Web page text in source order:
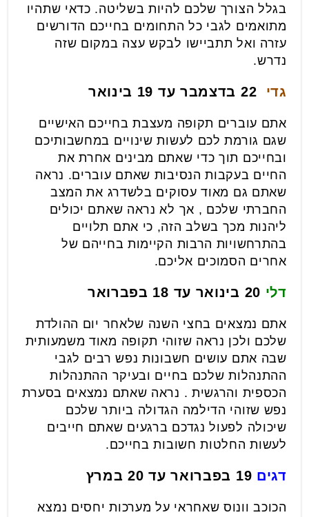
בגלל הצורך שלכם להיות בשליטה. כדאי שתהיו
מתואמים לגבי כל התחומים בחייכם הדורשים
עזרה ואל תתביישו לבקש עצה במקום שזה
נדרש.
גדי
אתם עוברים תקופה מעצבת בחייכם האישיים
שגם גורמת לכם לעשות שינויים במחשבותיכם
ובחייכם תוך כדי שאתם מבינים אחרת את
החיים בעקבות הנסיבות שאתם עוברים. נראה
שאתם גם מאוד עסוקים בלשדרג את המצב
החברתי שלכם , אך לא נראה שאתם יכולים
ליהנות מכך בשלב הזה, כי אתם תלויים
בהתרחשויות הרבות הקיימות בחייהם של
אחרים הסמוכים אליכם.
דלי
אתם נמצאים בחצי השנה שלאחר יום ההולדת
שלכם ולכן נראה שזוהי תקופה מאוד משמעותית
שבה אתם עושים חשבונות נפש רבים לגבי
ההתנהלות שלכם בחיים ובעיקר ההתנהלות
הכספית והרגשית . נראה שאתם נמצאים בסערת
נפש שזוהי הדילמה הגדולה ביותר שלכם
שיכולה לפעול נגדכם ברגעים שאתם חייבים
לעשות החלטות חשובות בחייכם.
דגים
הכוכב וונוס שאחראי על מערכות יחסים נמצא